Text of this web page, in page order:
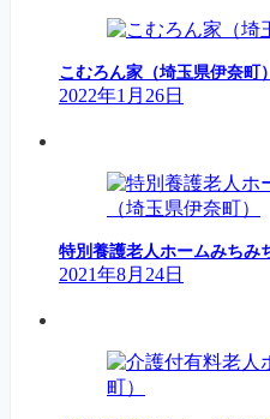
こむろん家（埼玉県伊奈町）
2022年1月26日
特別養護老人ホームみちみ
2021年8月24日